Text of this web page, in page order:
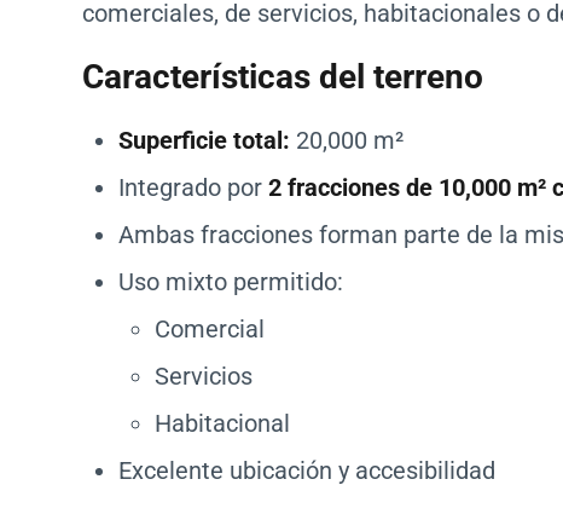
comerciales, de servicios, habitacionales o
Características del terreno
Superficie total: 20,000 m²
Integrado por 2 fracciones de 10,000 m²
Ambas fracciones forman parte de la
Uso mixto permitido:
Comercial
Servicios
Habitacional
Excelente ubicación y accesibilidad